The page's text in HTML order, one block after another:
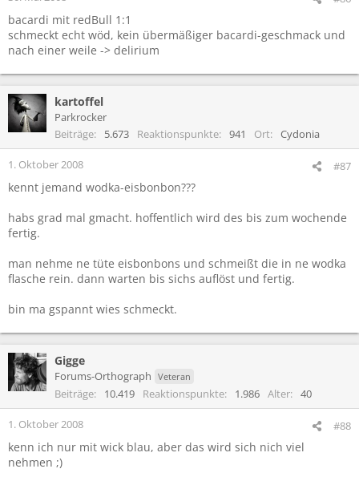
bacardi mit redBull 1:1
schmeckt echt wöd, kein übermäßiger bacardi-geschmack und
nach einer weile -> delirium
kartoffel
Parkrocker
Beiträge
5.673 Reaktionspunkte 941 Ort Cydonia
1. Oktober 2008 #87
kennt jemand wodka-eisbonbon???
habs grad mal gmacht. hoffentlich wird des bis zum wochende
fertig.
man nehme ne tüte eisbonbons und schmeißt die in ne wodka
flasche rein. dann warten bis sichs auflöst und fertig.
bin ma gspannt wies schmeckt.
Gigge
Forums-Orthograph Veteran
Beiträge 10.419 Reaktionspunkte 1.986 Alter 40
1. Oktober 2008 #88
kenn ich nur mit wick blau, aber das wird sich nich viel
nehmen ;)